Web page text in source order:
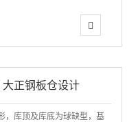
正钢板仓设计
，库顶及库底为球缺型，基